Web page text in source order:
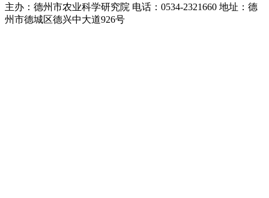
主办：德州市农业科学研究院 电话：0534-2321660 地址：德
州市德城区德兴中大道926号